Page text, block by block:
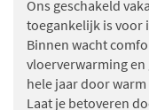
Ons geschakeld
toegankelijk is voor
Binnen wacht
vloerverwarming
hele jaar door
Laat je betoveren